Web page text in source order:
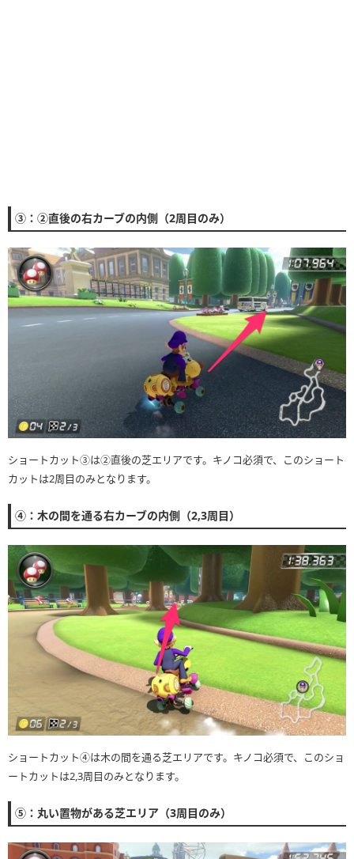
③：②直後の右カーブの内側（2周目のみ）
ショートカット③は②直後の芝エリアです。キノコ必須で、このショート
カットは2周目のみとなります。
④：木の間を通る右カーブの内側（2,3周目）
ショートカット④は木の間を通る芝エリアです。キノコ必須で、このショ
ートカットは2,3周目のみとなります。
⑤：丸い置物がある芝エリア（3周目のみ）